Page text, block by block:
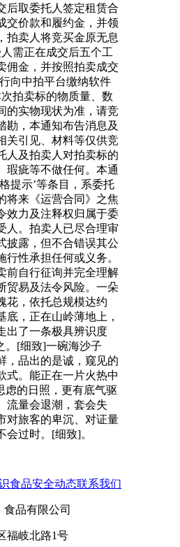
后取委托人签定租赁合
交价款和履约金，并领
拍卖人将竞买金原无息
需正在成交后五个工
佣金，并按照拍卖成交
向中拍平台缴纳软件
拍卖标的物质量、数
的实物现状为准，请竞
勘，本通知布告消息及
关引见、材料等仅供竞
人及拍卖人对拍卖标的
瑕疵等不做任何。本通
提示’等条目，系委托
将来《运营合同》之焦
效力及注释权归属于委
人。拍卖人已尽合理审
披露，但不合错误其公
行性承担任何或义务。
前自行征询并完全理解
贸易及法令风险。一朵
花，依托总规模达约
底，正在山岭薄地上，
出了一条极具辨识度
。[细致]一碗海沙子
，品出的是诚，窥见的
式。能正在一片火热中
虑的日照，更有底气驱
流量会退潮，套会失
对旅客的卑沉、对证量
会过时。[细致]。
食品安全动态联系我们
食品有限公司
福岐北路1号